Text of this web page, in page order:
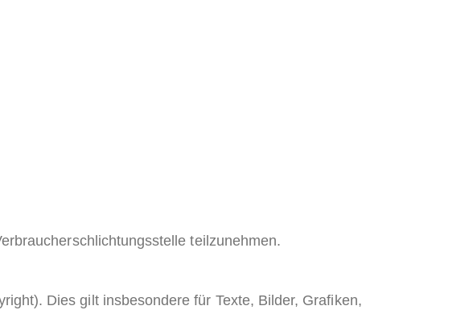
teilzunehmen.
Dies gilt insbesondere für Texte, Bilder, Grafiken,